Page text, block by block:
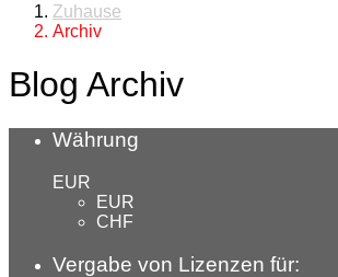
Zuhause
Archiv
Blog Archiv
Währung
EUR
EUR
CHF
Vergabe von Lizenzen für: